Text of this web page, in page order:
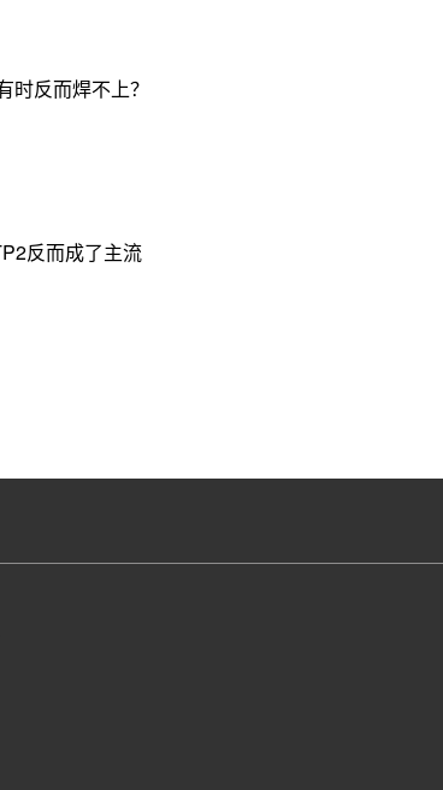
时反而焊不上？
反而成了主流